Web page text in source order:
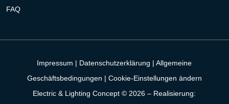
FAQ
Impressum | Datenschutzerklärung |Allgemeine
Geschäftsbedingungen | Cookie-Einstellungen ändern
Electric & Lighting Concept © 2026 – Realisierung: